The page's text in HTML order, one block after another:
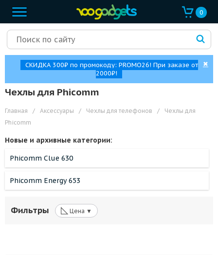
0
СКИДКА 300₽ по промокоду: PROMO26! При заказе от
2000₽!
✖
Чехлы для Phicomm
Главная / Аксессуары / Чехлы для телефонов /
Чехлы для
Phicomm
Новые и архивные категории:
Phicomm Clue 630
Phicomm Energy 653
Фильтры ◺ Цена ▼